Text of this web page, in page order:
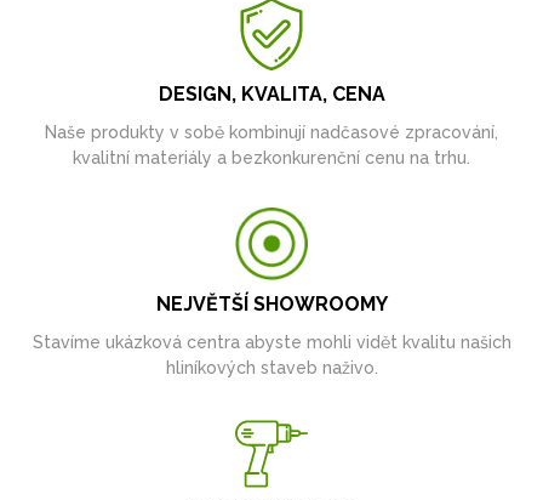
DESIGN, KVALITA, CENA
Naše produkty v sobě kombinují nadčasové zpracování,
kvalitní materiály a bezkonkurenční cenu na trhu.
NEJVĚTŠÍ SHOWROOMY
Stavíme ukázková centra abyste mohli vidět kvalitu našich
hliníkových staveb naživo.